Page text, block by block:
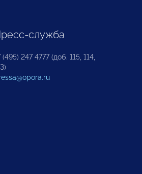
служба
(495) 247 4777 (доб. 115, 114,